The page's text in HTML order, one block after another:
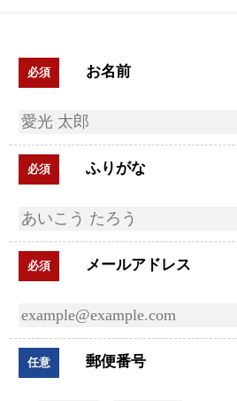
必須 お名前
必須 ふりがな
必須 メールアドレス
任意 郵便番号